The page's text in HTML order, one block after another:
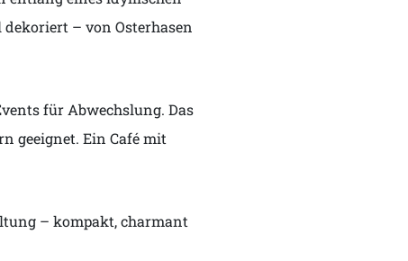
– von Osterhasen
für Abwechslung. Das
geeignet. Ein Café mit
– kompakt, charmant